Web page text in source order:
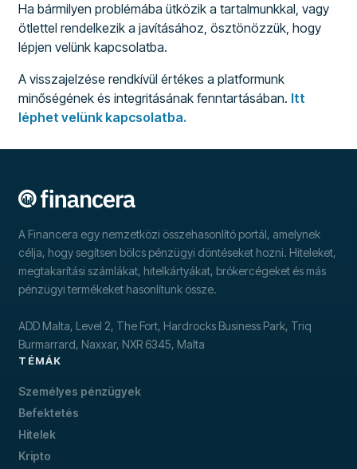
Ha bármilyen problémába ütközik a tartalmunkkal, vagy
ötlettel rendelkezik a javításához, ösztönözzük, hogy
lépjen velünk kapcsolatba.
A visszajelzése rendkívül értékes a platformunk
minőségének és integritásának fenntartásában. Itt
léphet velünk kapcsolatba.
A Financera egy nemzetközi összehasonlító portál, amelynek
célja, hogy segítsen bölcs pénzügyi döntéseket hozni. Hiteleket,
megtakarítási számlákat, hitelkártyákat, brókercégeket és más
pénzügyi termékeket hasonlítunk össze.
ADD Malta, Level 2, The Fort, Hardrocks Business Park, Triq
Burmarrard, Naxxar, NXR 6345, Malta
TÉMÁK
Személyes pénzügyek
Befektetés
Hitelek
Kripto